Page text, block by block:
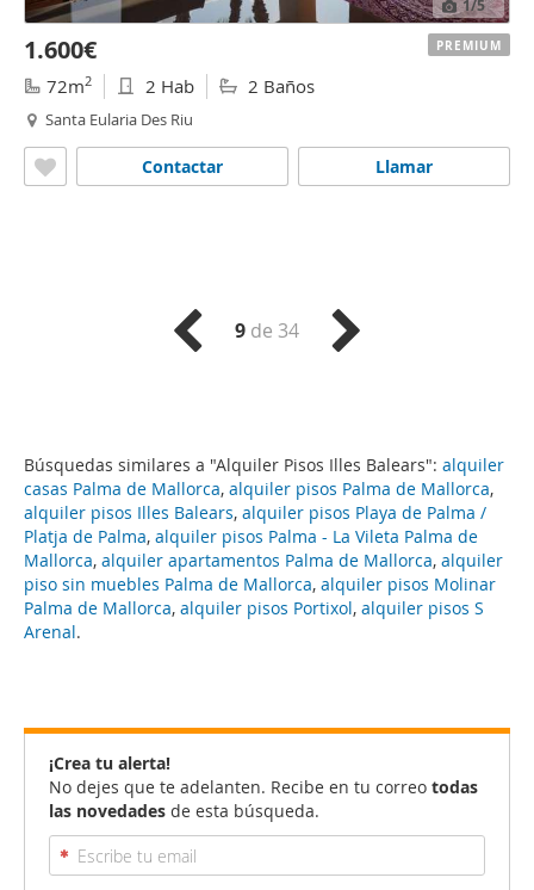
Búsquedas similares a "Alquiler Pisos Illes Balears": alquiler
casas Palma de Mallorca, alquiler pisos Palma de Mallorca,
alquiler pisos Illes Balears, alquiler pisos Playa de Palma /
Platja de Palma, alquiler pisos Palma - La Vileta Palma de
Mallorca, alquiler apartamentos Palma de Mallorca, alquiler
piso sin muebles Palma de Mallorca, alquiler pisos Molinar
Palma de Mallorca, alquiler pisos Portixol, alquiler pisos S
Arenal.
1/5
1.600€
72m2 2 Hab 2 Baños
Santa Eularia Des Riu
Llamar
Contactar
PREMIUM
9 de 34
¡Crea tu alerta!
No dejes que te adelanten. Recibe en tu correo todas
las novedades de esta búsqueda.